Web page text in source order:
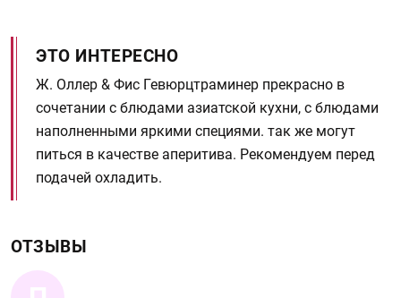
ЭТО ИНТЕРЕСНО
Ж. Оллер & Фис Гевюрцтраминер прекрасно в
сочетании с блюдами азиатской кухни, с блюдами
наполненными яркими специями. так же могут
питься в качестве аперитива. Рекомендуем перед
подачей охладить.
ОТЗЫВЫ